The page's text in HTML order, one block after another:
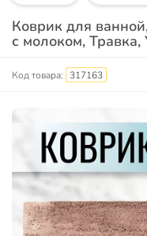
Коврик для
с молоком, Травка,
Код товара: 317163